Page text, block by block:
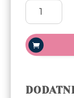
Arty
Nails
trajni
lak
10ml
količina